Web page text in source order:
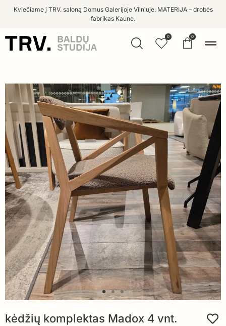
Kviečiame į TRV. saloną Domus Galerijoje Vilniuje. MATERIJA – drobės
fabrikas Kaune.
0 0
kėdžių komplektas Madox 4 vnt.